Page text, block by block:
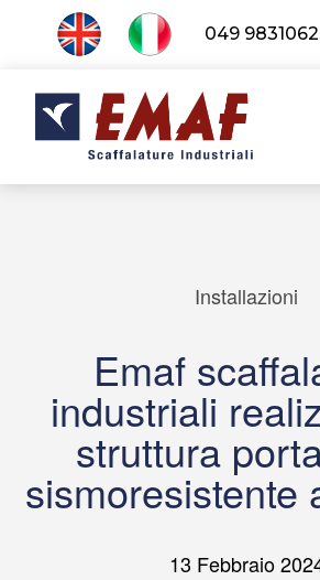
049 9831062
Installazioni
Emaf
industriali
struttura
sismoresistente
13 Febbraio